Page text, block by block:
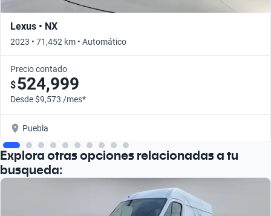
Lexus • NX
2023 • 71,452 km • Automático
Precio contado
$524,999
Desde $9,573 /mes*
Puebla
Explora otras opciones relacionadas a tu
busqueda: